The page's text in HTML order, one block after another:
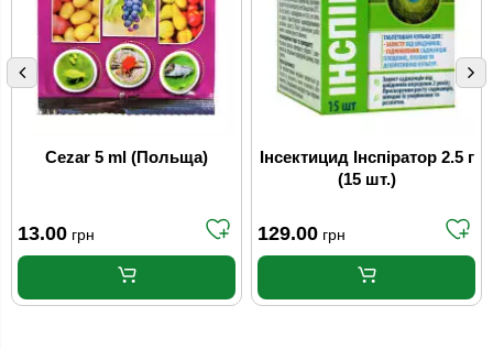
Cezar 5 ml (Польща)
13.00 грн
Інсектицид Інспіратор 2.5 г
(15 шт.)
129.00 грн